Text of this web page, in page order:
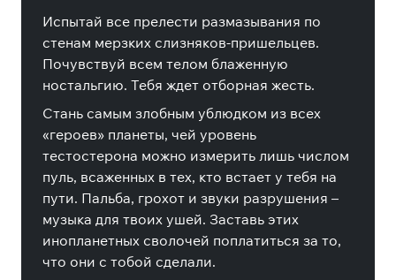
Испытай все прелести размазывания по
стенам мерзких слизняков-пришельцев.
Почувствуй всем телом блаженную
ностальгию. Тебя ждет отборная жесть.
Стань самым злобным ублюдком из всех
«героев» планеты, чей уровень
тестостерона можно измерить лишь числом
пуль, всаженных в тех, кто встает у тебя на
пути. Пальба, грохот и звуки разрушения –
музыка для твоих ушей. Заставь этих
инопланетных сволочей поплатиться за то,
что они с тобой сделали.